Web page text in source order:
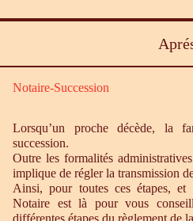
Notaire-Succession
Lorsqu’un proche décède, la
succession.
Outre les formalités
implique de régler la transmission
Ainsi, pour toutes ces étapes,
Notaire est là pour vous
différentes étapes du règlement de